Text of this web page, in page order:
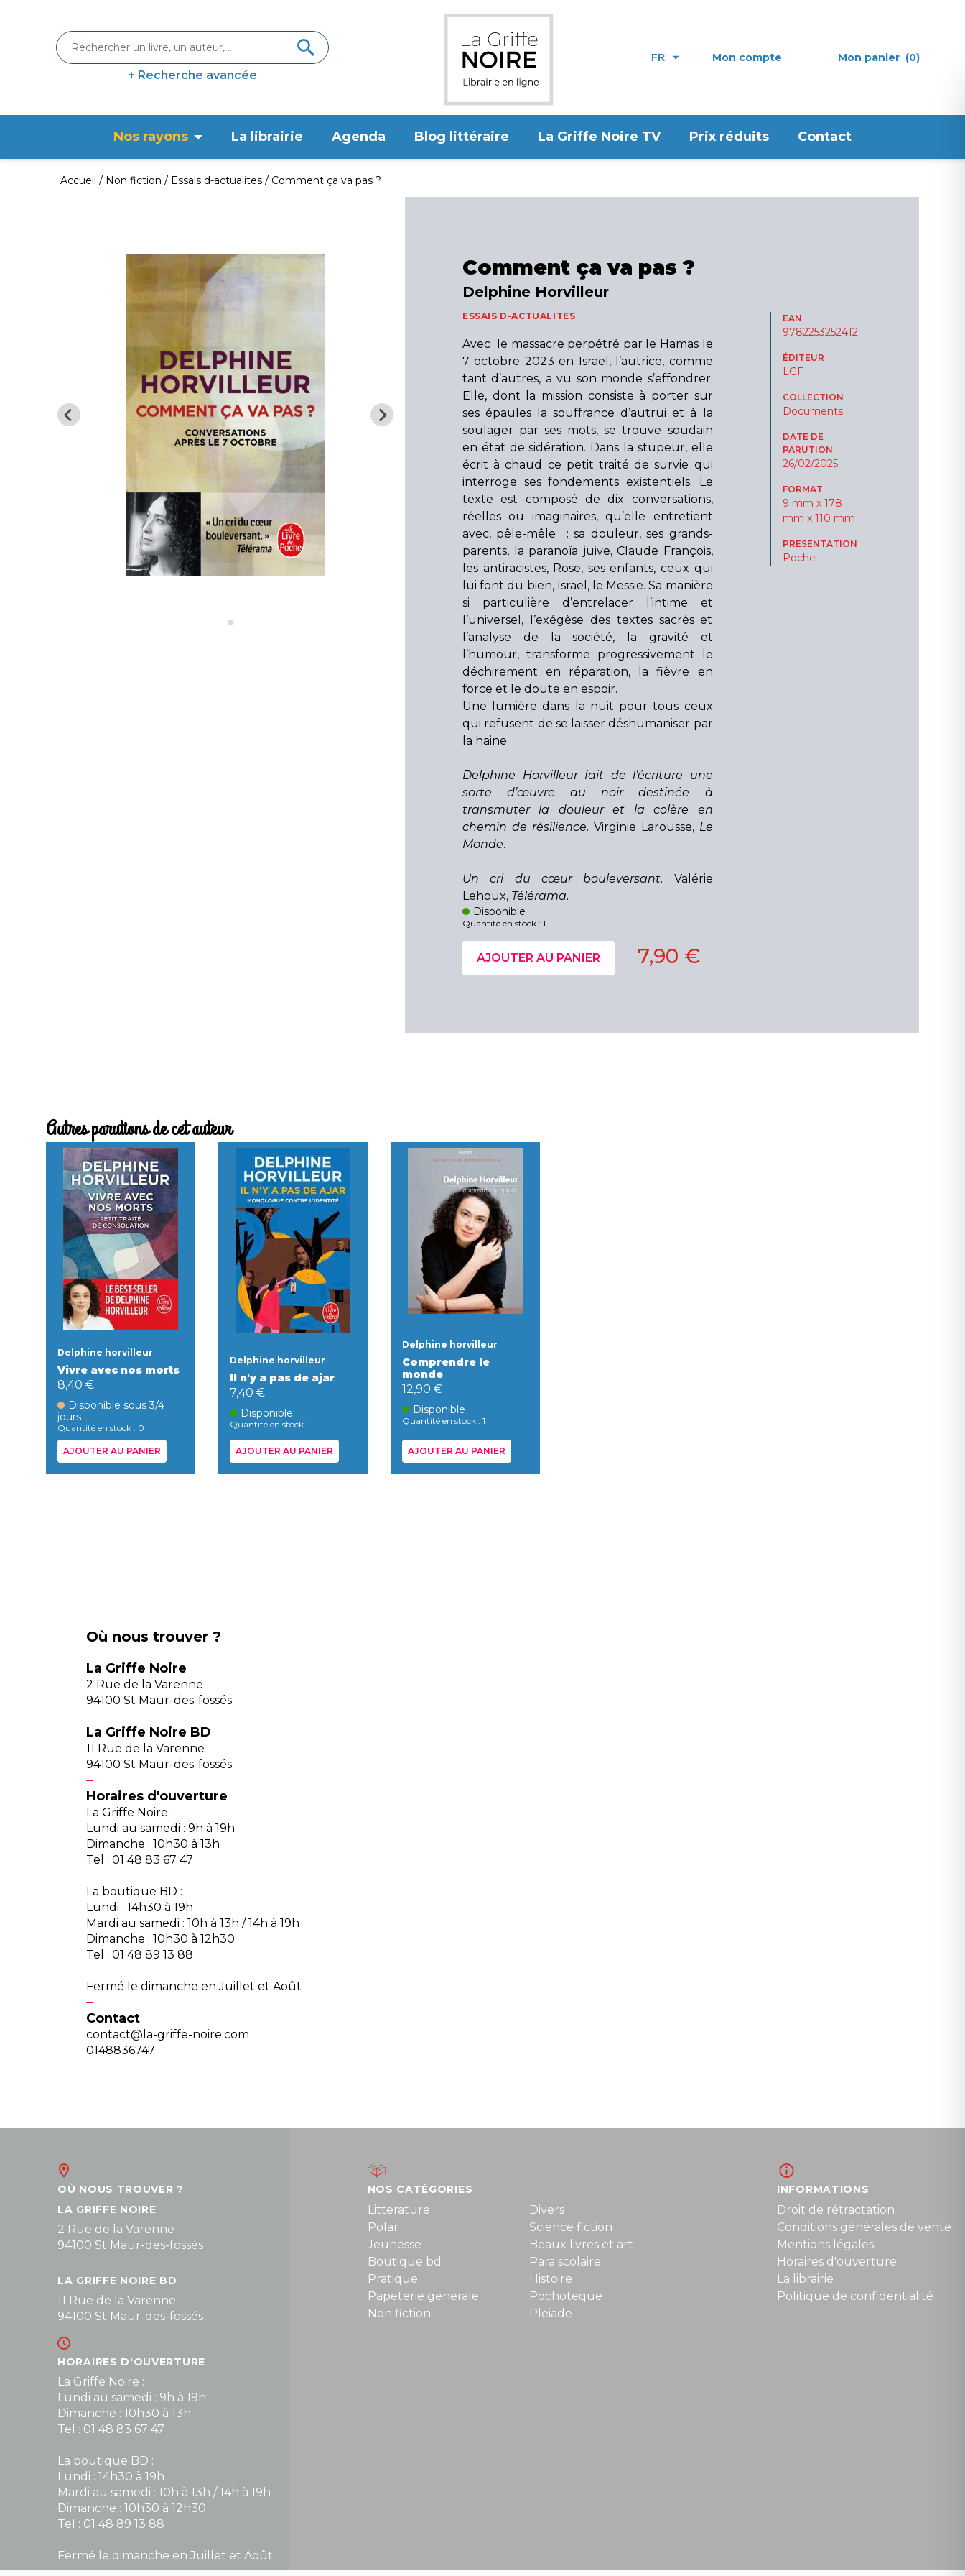
+ Recherche avancée
FR Mon compte Mon panier (0)
Nos rayons La librairie Agenda Blog littéraire La Griffe Noire TV Prix réduits Contact
Accueil Non fiction Essais d-actualites Comment ça va pas ?
Comment ça va pas ?
Delphine Horvilleur
ESSAIS D-ACTUALITES
Avec le massacre perpétré par le Hamas le
7 octobre 2023 en Israël, l’autrice, comme
tant d’autres, a vu son monde s’effondrer.
Elle, dont la mission consiste à porter sur
ses épaules la souffrance d’autrui et à la
soulager par ses mots, se trouve soudain
en état de sidération. Dans la stupeur, elle
écrit à chaud ce petit traité de survie qui
interroge ses fondements existentiels. Le
texte est composé de dix conversations,
réelles ou imaginaires, qu’elle entretient
avec, pêle-mêle : sa douleur, ses grands-
parents, la paranoïa juive, Claude François,
les antiracistes, Rose, ses enfants, ceux qui
lui font du bien, Israël, le Messie. Sa manière
si particulière d’entrelacer l’intime et
l’universel, l’exégèse des textes sacrés et
l’analyse de la société, la gravité et
l’humour, transforme progressivement le
déchirement en réparation, la fièvre en
force et le doute en espoir.
Une lumière dans la nuit pour tous ceux
qui refusent de se laisser déshumaniser par
la haine.
Delphine Horvilleur fait de l’écriture une
sorte d’œuvre au noir destinée à
transmuter la douleur et la colère en
chemin de résilience. Virginie Larousse, Le
Monde.
Un cri du cœur bouleversant. Valérie
Lehoux, Télérama.
Disponible
Quantité en stock : 1
EAN
9782253252412
ÉDITEUR
LGF
COLLECTION
Documents
DATE DE
PARUTION
26/02/2025
FORMAT
9 mm x 178
mm x 110 mm
PRESENTATION
Poche
7,90 €
AJOUTER AU PANIER
Autres parutions de cet auteur
Delphine horvilleur
Vivre avec nos morts
8,40 €
Disponible sous 3/4
jours
Quantité en stock : 0
AJOUTER AU PANIER
Delphine horvilleur
Il n'y a pas de ajar
7,40 €
Disponible
Quantité en stock : 1
AJOUTER AU PANIER
Delphine horvilleur
Comprendre le
monde
12,90 €
Disponible
Quantité en stock : 1
AJOUTER AU PANIER
Où nous trouver ?
La Griffe Noire
2 Rue de la Varenne
94100 St Maur-des-fossés
La Griffe Noire BD
11 Rue de la Varenne
94100 St Maur-des-fossés
Horaires d'ouverture
La Griffe Noire :
Lundi au samedi : 9h à 19h
Dimanche : 10h30 à 13h
Tel : 01 48 83 67 47
La boutique BD :
Lundi : 14h30 à 19h
Mardi au samedi : 10h à 13h / 14h à 19h
Dimanche : 10h30 à 12h30
Tel : 01 48 89 13 88
Fermé le dimanche en Juillet et Août
Contact
contact@la-griffe-noire.com
0148836747
OÙ NOUS TROUVER ?
LA GRIFFE NOIRE
2 Rue de la Varenne
94100 St Maur-des-fossés
LA GRIFFE NOIRE BD
11 Rue de la Varenne
94100 St Maur-des-fossés
HORAIRES D'OUVERTURE
La Griffe Noire :
Lundi au samedi : 9h à 19h
Dimanche : 10h30 à 13h
Tel : 01 48 83 67 47
La boutique BD :
Lundi : 14h30 à 19h
Mardi au samedi : 10h à 13h / 14h à 19h
Dimanche : 10h30 à 12h30
Tel : 01 48 89 13 88
Fermé le dimanche en Juillet et Août
NOS CATÉGORIES
Litterature
Polar
Jeunesse
Boutique bd
Pratique
Papeterie generale
Non fiction
Divers
Science fiction
Beaux livres et art
Para scolaire
Histoire
Pochoteque
Pleiade
INFORMATIONS
Droit de rétractation
Conditions générales de vente
Mentions légales
Horaires d'ouverture
La librairie
Politique de confidentialité